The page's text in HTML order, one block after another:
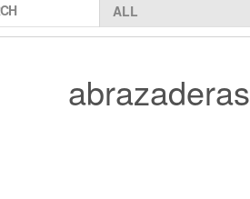
abrazaderas